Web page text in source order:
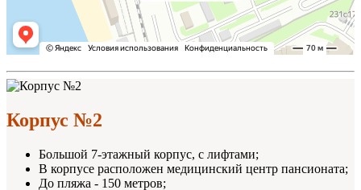
Корпус №2
Большой 7-этажный корпус, с лифтами;
В корпусе расположен медицинский центр пансионата;
До пляжа - 150 метров;